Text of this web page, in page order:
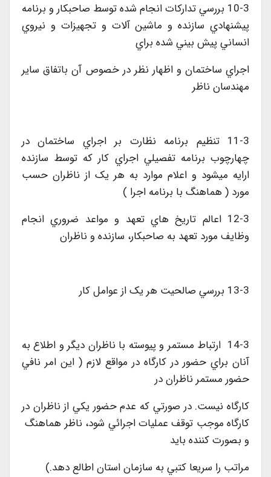
10-3 بررسي تدارکات انجام شده توسط صاحبکار و برنامه
پيشنهادي سازنده و ماشين آلات و تجهيزات و نيروي
انساني پيش بيني شده براي
اجراي ساختمان و اظهار نظر در خصوص آن باتفاق ساير
مهندسان ناظر
11-3 تنظيم برنامه نظارت بر اجراي ساختمان در
چهارچوب برنامه تفصيلي اجراي کار که توسط سازنده
ارايه ميشود و اعلام موارد به هر يک از ناظران حسب
مورد ( هماهنگ با برنامه اجرا )
12-3 اعالم تاريخ هاي تعهد و مواعد ضروري انجام
وظايف مورد تعهد به صاحبکار، سازنده و ناظران
13-3 بررسي صالحيت هر يک از عوامل کار
14-3 ارتباط مستمر و پيوسته با ناظران ديگر و اطلاع به
آنان براي حضور در کارگاه در مواقع لازم ( اين امر نافي
حضور مستمر ناظران در
کارگاه نيست. در صورتي که عدم حضور يکي از ناظران در
کارگاه موجب توقف عمليات اجرائي شود، ناظر هماهنگ
و بصورت کننده بايد
مراتب را سريعا کتبي به سازمان استان اطالع دهد.)